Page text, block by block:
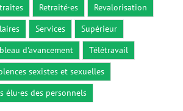
Retraité·es
Revalorisation
Services
Supérieur
d'avancement
Télétravail
sexistes et sexuelles
élu·es des personnels